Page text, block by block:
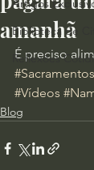
Artigos
Biblioteca de
Reflexões
amanhã
É preciso
#Sacramentos
#Vídeos
Blog